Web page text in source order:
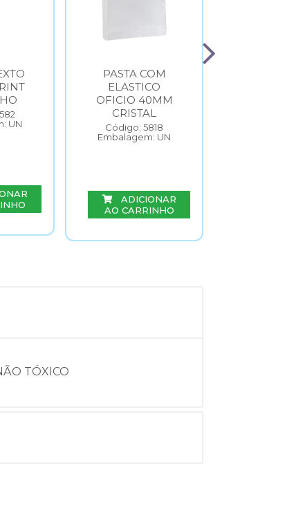
UN
PASTA COM
ELASTICO
OFICIO 40MM
CRISTAL
Código: 5818
Embalagem: UN
ADICIONAR
AO CARRINHO
TÓXICO